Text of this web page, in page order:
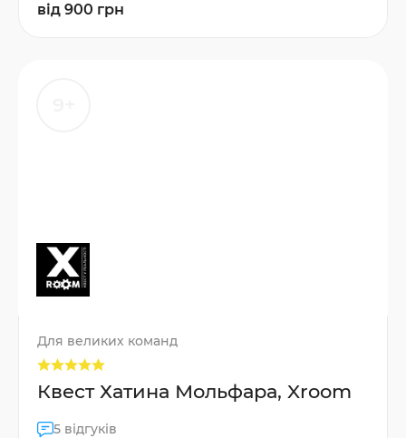
від 900 грн
Для великих команд
Квест Хатина Мольфара, Xroom
5 відгуків